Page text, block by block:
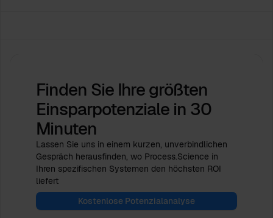
Finden Sie Ihre größten
Einsparpotenziale in 30
Minuten
Lassen Sie uns in einem kurzen, unverbindlichen
Gespräch herausfinden, wo Process.Science in
Ihren spezifischen Systemen den höchsten ROI
liefert
Kostenlose Potenzialanalyse